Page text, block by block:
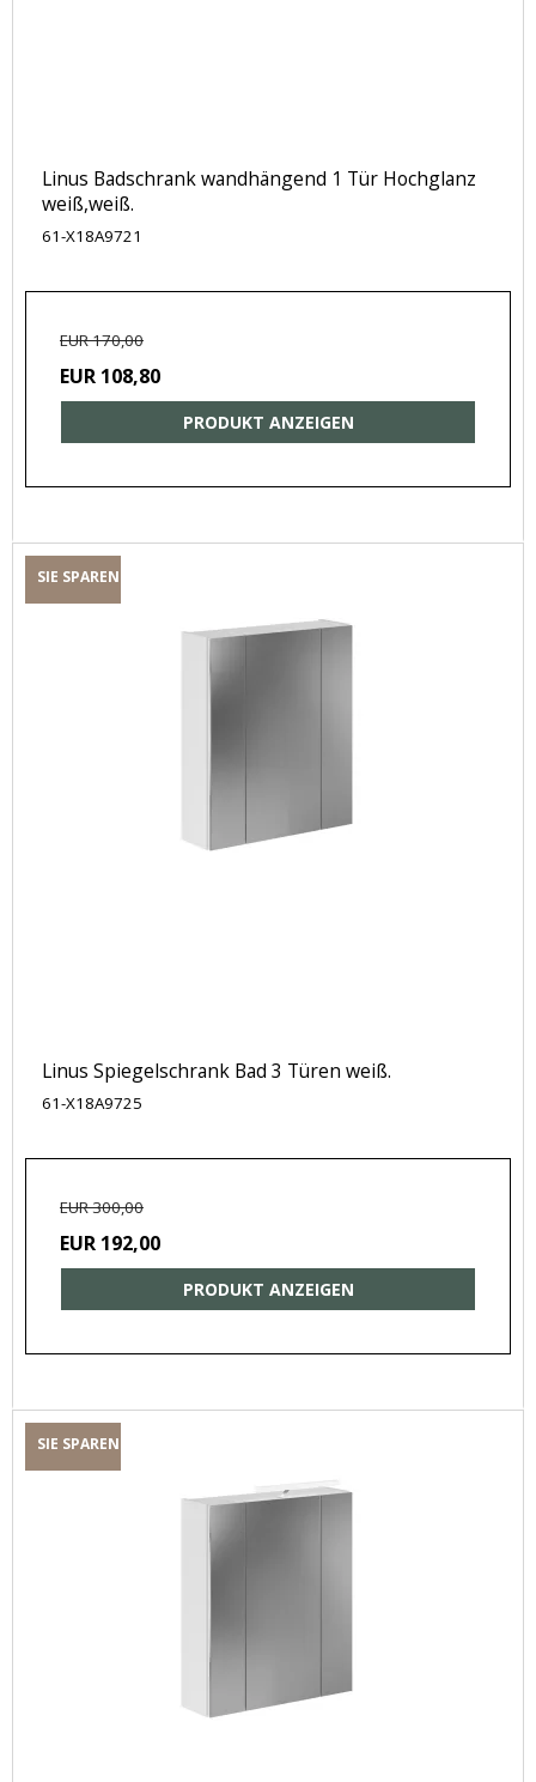
Linus Badschrank wandhängend 1 Tür Hochglanz
weiß,weiß.
61-X18A9721
EUR 170,00
EUR 108,80
PRODUKT ANZEIGEN
SIE SPAREN
Linus Spiegelschrank Bad 3 Türen weiß.
61-X18A9725
EUR 300,00
EUR 192,00
PRODUKT ANZEIGEN
SIE SPAREN